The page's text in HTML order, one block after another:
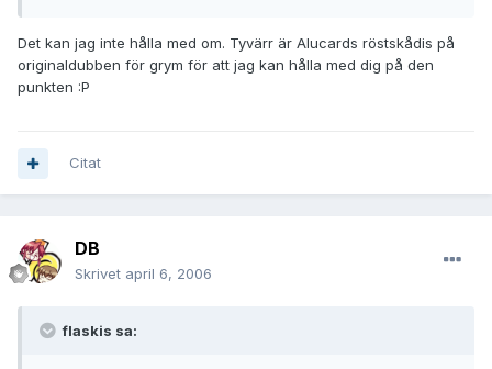
Det kan jag inte hålla med om. Tyvärr är Alucards röstskådis på
originaldubben för grym för att jag kan hålla med dig på den
punkten :P
Citat
DB
Skrivet april 6, 2006
flaskis sa: